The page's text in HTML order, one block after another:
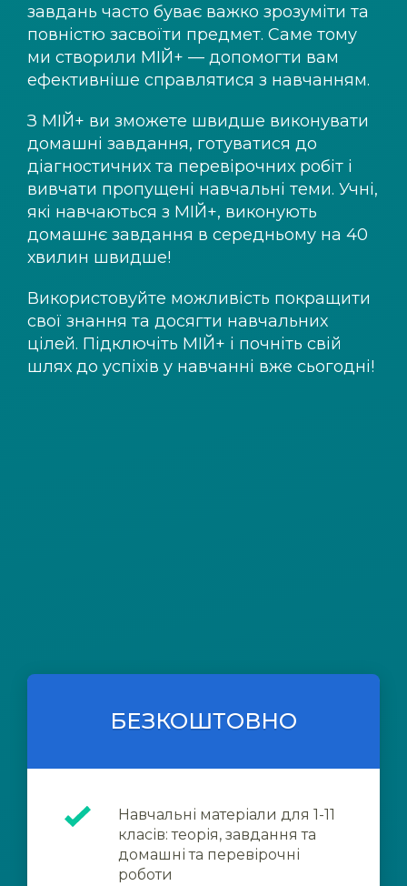
завдань часто буває важко зрозуміти та
повністю засвоїти предмет. Саме тому
ми створили МІЙ+ — допомогти вам
ефективніше справлятися з навчанням.
З МІЙ+ ви зможете швидше виконувати
домашні завдання, готуватися до
діагностичних та перевірочних робіт і
вивчати пропущені навчальні теми. Учні,
які навчаються з МІЙ+, виконують
домашнє завдання в середньому на 40
хвилин швидше!
Використовуйте можливість покращити
свої знання та досягти навчальних
цілей. Підключіть МІЙ+ і почніть свій
шлях до успіхів у навчанні вже сьогодні!
БЕЗКОШТОВНО
Навчальні матеріали для 1-11
класів: теорія, завдання та
домашні та перевірочні
роботи